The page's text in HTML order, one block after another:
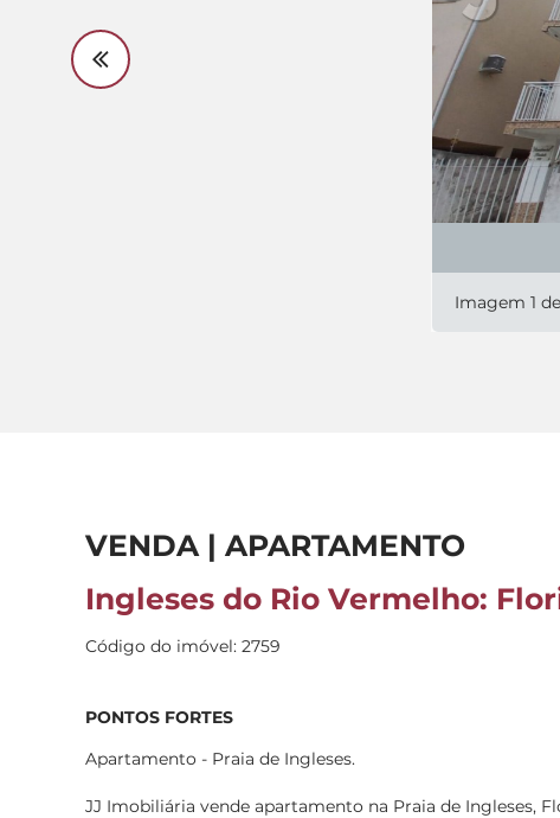
Imagem 1
VENDA | APARTAMENTO
Ingleses do Rio Vermelho:
Código do imóvel: 2759
PONTOS FORTES
Apartamento - Praia de Ingleses.
JJ Imobiliária vende apartamento na Praia de Ingleses,